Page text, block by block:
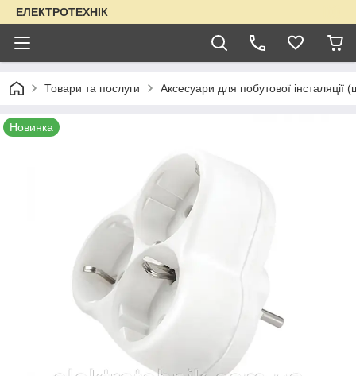
ЕЛЕКТРОТЕХНІК
Товари та послуги Аксесуари для побутової інсталяції
Новинка